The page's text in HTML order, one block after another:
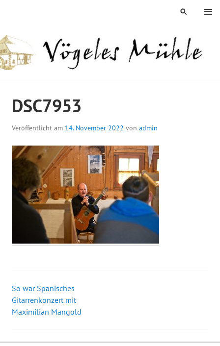
MENÜ
SUCHEN
DSC7953
Veröffentlicht am 14. November 2022 von admin
Beitrags-
Navigation
So war Spanisches
Gitarrenkonzert mit
Maximilian Mangold